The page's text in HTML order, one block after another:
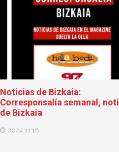
Noticias de Bizkaia:
Corresponsalía semanal,
de Bizkaia
2024.11.18